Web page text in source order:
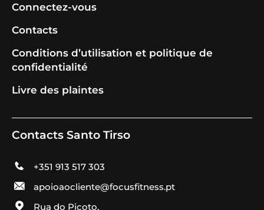
Connectez-vous
Contacts
Conditions d’utilisation et politique de
confidentialité
Livre des plaintes
Contacts Santo Tirso
+351 913 517 303
apoioaocliente@focusfitness.pt
Rua do Picoto,